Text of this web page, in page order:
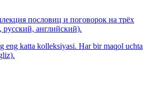
пословиц и поговорок на трёх
русский, английский).
eng katta kolleksiyasi. Har bir maqol uchta